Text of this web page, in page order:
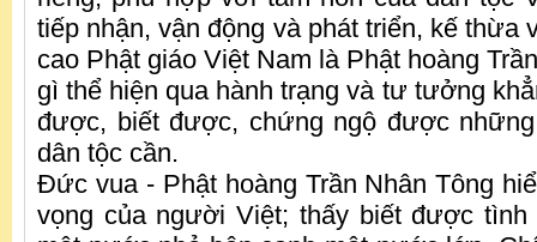
tiếp nhận, vận động và phát triển, kế thừa
cao Phật giáo Việt Nam là Phật hoàng
gì thể hiện qua hành trạng và tư tưởng
được, biết được, chứng ngộ được
dân tộc cần.
Đức vua - Phật hoàng Trần Nhân Tông
vọng của người Việt; thấy biết được tình